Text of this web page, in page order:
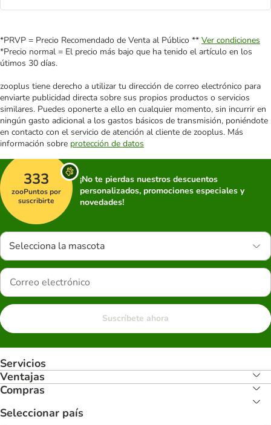
*PRVP = Precio Recomendado de Venta al Público ** Ver condiciones
*Precio normal = El precio más bajo que ha tenido el artículo en los
útimos 30 días.
zooplus tiene derecho a utilizar tu dirección de correo electrónico para
enviarte publicidad directa sobre sus propios productos o servicios
similares. Puedes oponerte a ello en cualquier momento, sin incurrir en
ningún gasto adicional a los gastos básicos de transmisión, poniéndote
en contacto con el servicio de atención al cliente de zooplus. Más
información sobre protección de datos
333
zooPuntos por
suscribirte
¡No te pierdas nuestros descuentos
personalizados, promociones especiales y
novedades!
Selecciona la mascota
Suscríbete ahora
Servicios
Ventajas
Compras
Seleccionar país